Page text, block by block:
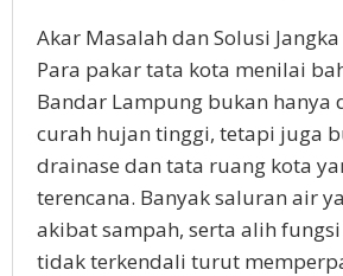
Akar Masalah dan Solusi
Para pakar tata kota menilai
Bandar Lampung bukan hanya
curah hujan tinggi, tetapi juga
drainase dan tata ruang kota
terencana. Banyak saluran air
akibat sampah, serta alih
tidak terkendali turut